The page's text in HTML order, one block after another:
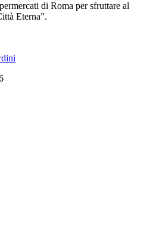
di Roma per sfruttare al
Eterna”.